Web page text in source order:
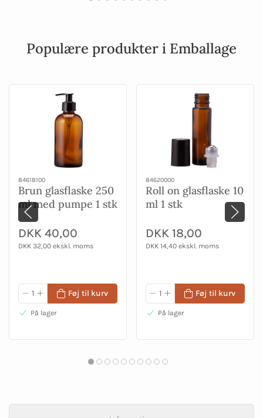
Populære produkter i Emballage
84618100
Brun glasflaske 250
ml med pumpe 1 stk
DKK 40,00
DKK 32,00 ekskl. moms
Føj til kurv
På lager
84620000
Roll on glasflaske 10
ml 1 stk
DKK 18,00
DKK 14,40 ekskl. moms
Føj til kurv
På lager